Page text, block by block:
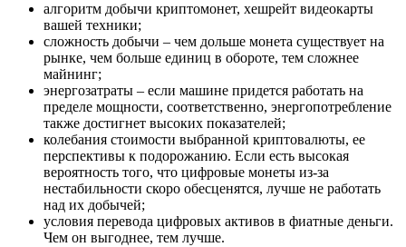
алгоритм добычи криптомонет, хешрейт видеокарты
вашей техники;
сложность добычи – чем дольше монета существует на
рынке, чем больше единиц в обороте, тем сложнее
майнинг;
энергозатраты – если машине придется работать на
пределе мощности, соответственно, энергопотребление
также достигнет высоких показателей;
колебания стоимости выбранной криптовалюты, ее
перспективы к подорожанию. Если есть высокая
вероятность того, что цифровые монеты из-за
нестабильности скоро обесценятся, лучше не работать
над их добычей;
условия перевода цифровых активов в фиатные деньги.
Чем он выгоднее, тем лучше.